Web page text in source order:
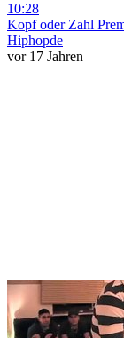
10:28
Kopf oder Zahl
Hiphopde
vor 17 Jahren